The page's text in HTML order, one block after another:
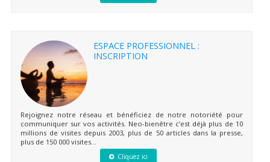
ESPACE PROFESSIONNEL :
INSCRIPTION
Rejoignez notre réseau et bénéficiez de notre notoriété pour
communiquer sur vos activités. Neo-bienêtre c’est déjà plus de 10
millions de visites depuis 2003, plus de 50 articles dans la presse,
plus de 150 000 visites...
Cliquez ici